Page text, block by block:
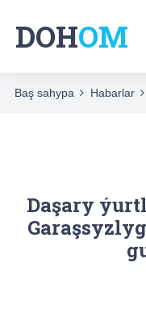
DOHOM
Baş sahypa Habarlar
Daşary